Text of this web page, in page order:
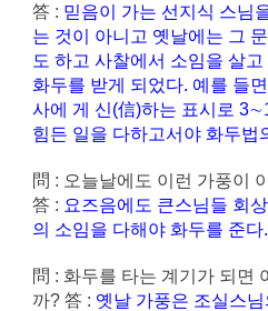
答 : 믿음이 가는 선지식 스님
는 것이 아니고 옛날에는 그
도 하고 사찰에서 소임을 살
화두를 받게 되었다. 예를 들
사에 게 신(信)하는 표시로
힘든 일을 다하고서야 화두법
問 : 오늘날에도 이런 가풍이
答 : 요즈음에도 큰스님들 회
의 소임을 다해야 화두를 준다.
問 : 화두를 타는 계기가 되면
까? 答 : 옛날 가풍은 조실스